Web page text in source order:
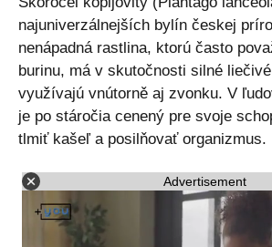
najuniverzálnejších bylín českej
nenápadná rastlina, ktorú často
burinu, má v skutočnosti silné
využívajú vnútorně aj zvonku. V
je po stáročia cenený pre svoje
tlmiť kašeľ a posilňovať organizmus.
Advertisement